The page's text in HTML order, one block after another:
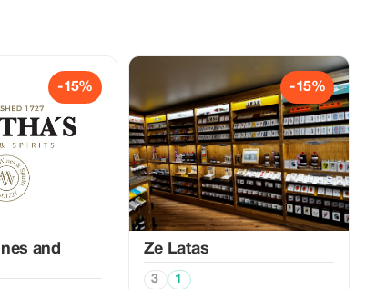
-15%
and
-15%
Ze Latas
3 1